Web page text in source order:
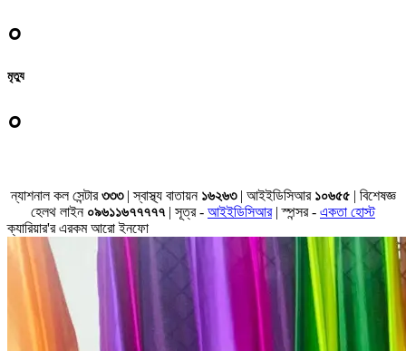
০
মৃত্যু
০
ন্যাশনাল কল সেন্টার৩৩৩| স্বাস্থ্য বাতায়ন ১৬২৬৩| আইইডিসিআর ১০৬৫৫| বিশেষজ্ঞ
হেলথ লাইন ০৯৬১১৬৭৭৭৭৭ | সূত্র - আইইডিসিআর| স্পন্সর - একতা হোস্ট
ক্যারিয়ার'র এরকম আরো ইনফো